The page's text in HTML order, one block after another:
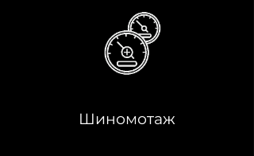
Шиномотаж